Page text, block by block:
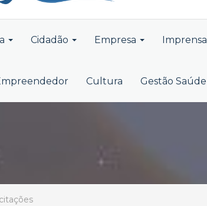
Cidadão Empresa Imprensa
Cultura Gestão Saúde